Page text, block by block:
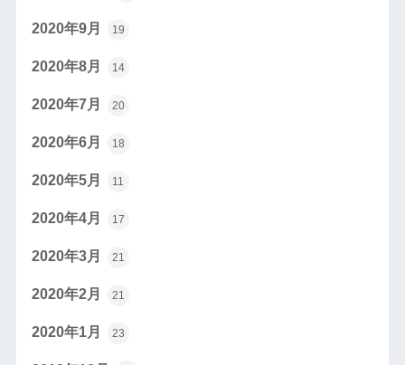
2020年9月 19
2020年8月 14
2020年7月 20
2020年6月 18
2020年5月 11
2020年4月 17
2020年3月 21
2020年2月 21
2020年1月 23